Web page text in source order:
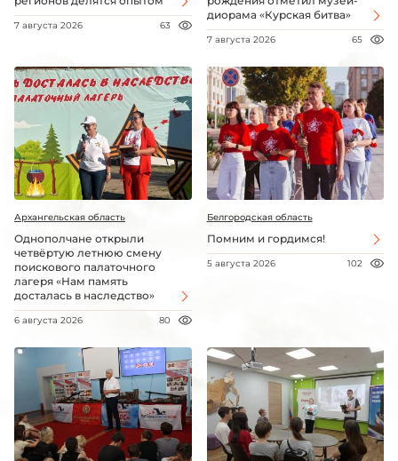
7 августа 2026 63
диорама «Курская битва»
7 августа 2026 65
Архангельская область
Однополчане открыли
четвёртую летнюю смену
поискового палаточного
лагеря «Нам память
досталась в наследство»
6 августа 2026 80
Белгородская область
Помним и гордимся!
5 августа 2026 102